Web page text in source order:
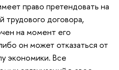
право претендовать на
трудового договора,
на момент его
он может отказаться от
экономики. Все